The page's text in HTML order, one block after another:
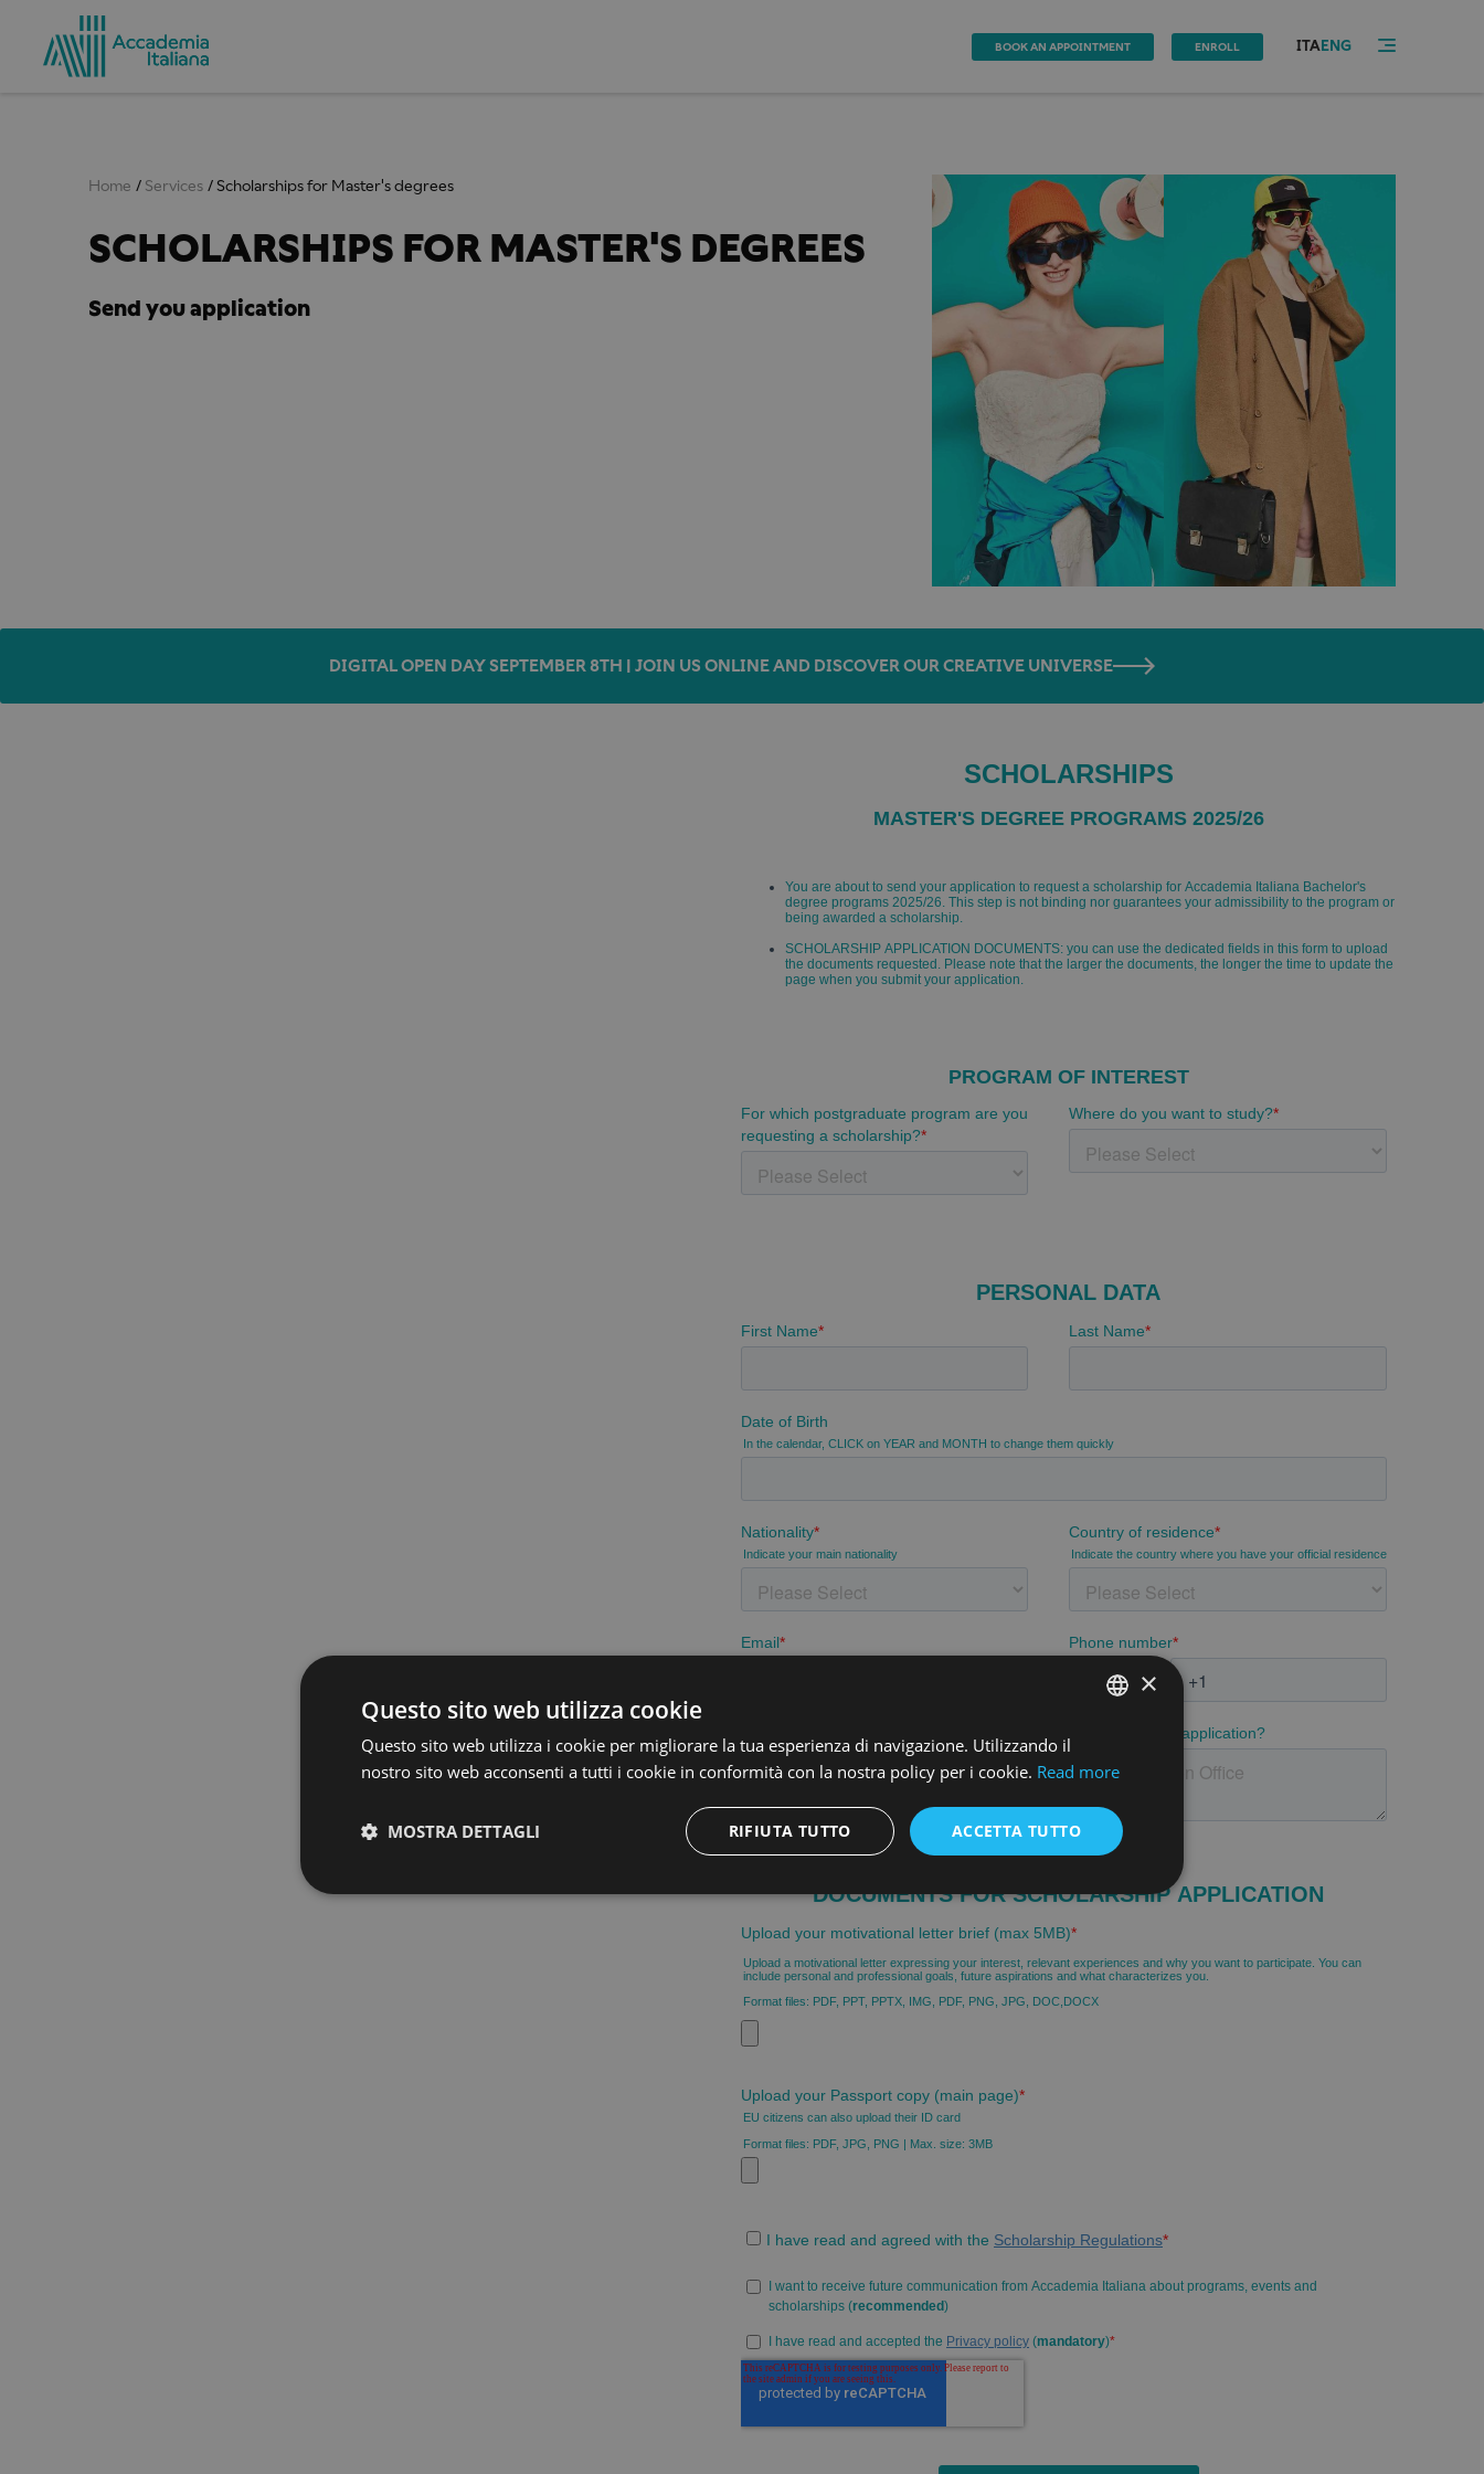
BOOK AN APPOINTMENT ENROLL ITA ENG
Home Services Scholarships for Master's degrees
SCHOLARSHIPS FOR MASTER'S DEGREES
Send you application
DIGITAL OPEN DAY SEPTEMBER 8TH | JOIN US ONLINE AND DISCOVER OUR CREATIVE UNIVERSE
ENGLISH
×
Questo sito web utilizza cookie
Questo sito web utilizza i cookie per migliorare la tua esperienza di navigazione. Utilizzando il
nostro sito web acconsenti a tutti i cookie in conformità con la nostra policy per i cookie. Read more
ACCETTA TUTTO
RIFIUTA TUTTO
MOSTRA DETTAGLI